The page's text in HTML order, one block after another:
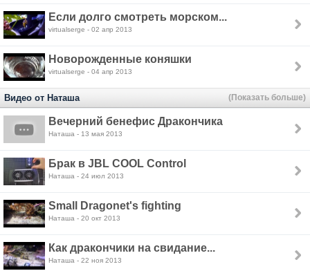
Если долго смотреть морском...
virtualserge - 02 апр 2013
Новорожденные коняшки
virtualserge - 04 апр 2013
Видео от Наташа (Показать больше)
Вечерний бенефис Дракончика
Наташа - 13 мая 2013
Брак в JBL COOL Control
Наташа - 24 июл 2013
Small Dragonet's fighting
Наташа - 20 окт 2013
Как дракончики на свидание...
Наташа - 22 ноя 2013